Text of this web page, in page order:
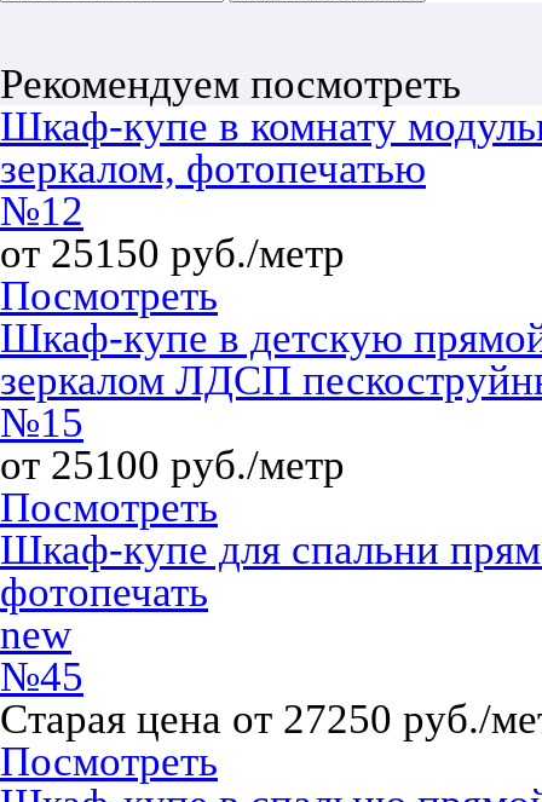
Рекомендуем посмотреть
Шкаф-купе в комнату
зеркалом, фотопечатью
№12
от 25150 руб./метр
Посмотреть
Шкаф-купе в детскую
зеркалом ЛДСП
№15
от 25100 руб./метр
Посмотреть
Шкаф-купе для спальни
фотопечать
new
№45
Старая цена от 27250 руб./
Посмотреть